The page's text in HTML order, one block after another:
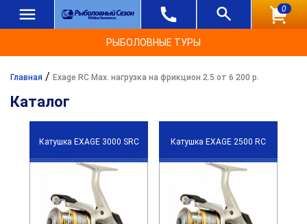
0
РЫБОЛОВНЫЕ ТУРЫ
Главная / Exage RC Max. нагрузка на фрикцион 2.5 от 6 200 р.
Каталог
Катушка EXAGE 3000 SRC Катушка EXAGE 2500 RC